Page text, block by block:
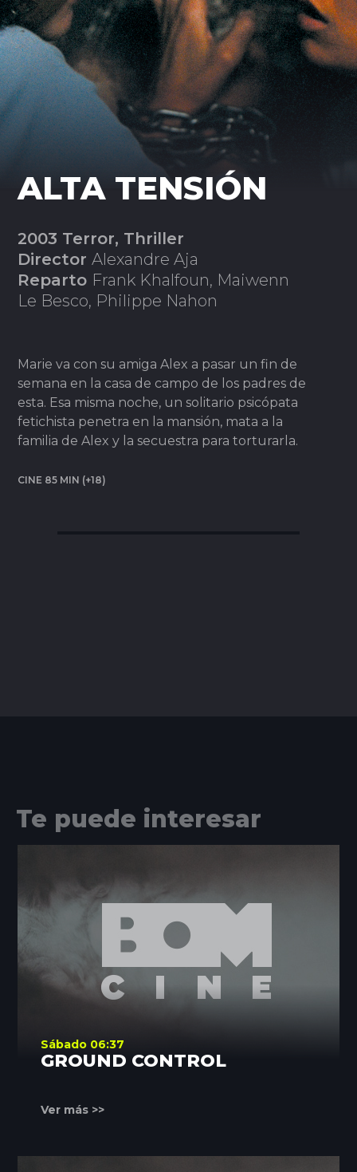
ALTA TENSIÓN
2003 Terror, Thriller
DirectorAlexandre Aja
Reparto Frank Khalfoun, Maiwenn
Le Besco, Philippe Nahon
Marie va con su amiga Alex a pasar un fin de
semana en la casa de campo de los padres de
esta. Esa misma noche, un solitario psicópata
fetichista penetra en la mansión, mata a la
familia de Alex y la secuestra para torturarla.
CINE 85 MIN (+18)
Te puede interesar
Sábado 06:37
GROUND CONTROL
Ver más >>